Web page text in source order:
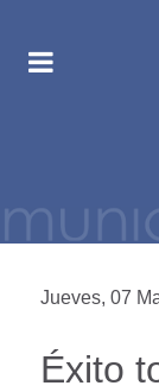
Jueves, 07
Éxito